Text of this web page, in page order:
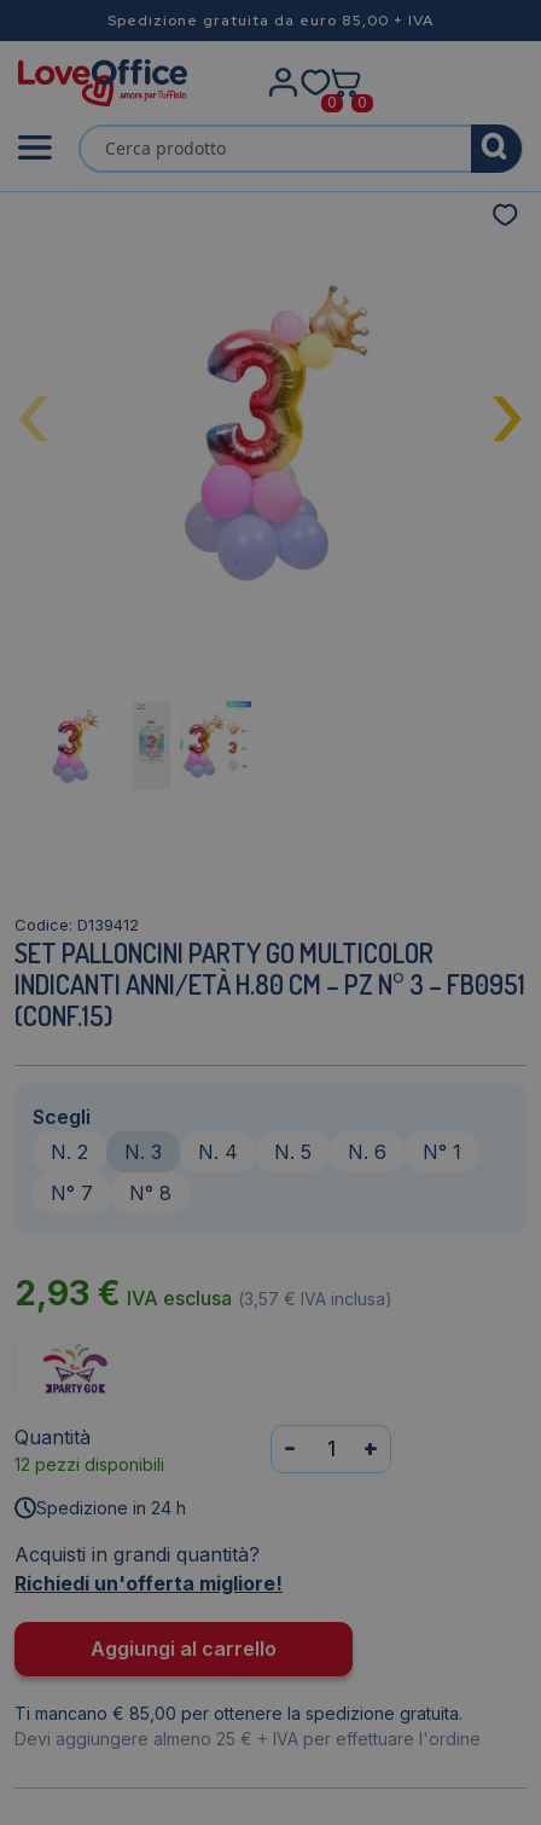
Spedizione gratuita da euro 85,00 + IVA
0 0
‹ ›
Codice: D139412
SET PALLONCINI PARTY GO MULTICOLOR
INDICANTI ANNI/ETÀ H.80 CM – PZ N° 3 – FB0951
(CONF.15)
Scegli
N. 2
N. 3 N. 4 N. 5 N. 6
N° 1
N° 7
N° 8
2,93 € IVA esclusa (3,57 € IVA inclusa)
Quantità
12 pezzi disponibili
Set
palloncini
indicanti
H.80
cm
pz
3
- +
Spedizione in 24 h
Acquisti in grandi quantità?
Richiedi un'offerta migliore!
Aggiungi al carrello
Ti mancano € 85,00 per ottenere la spedizione gratuita.
Devi aggiungere almeno 25 € + IVA per effettuare l'ordine